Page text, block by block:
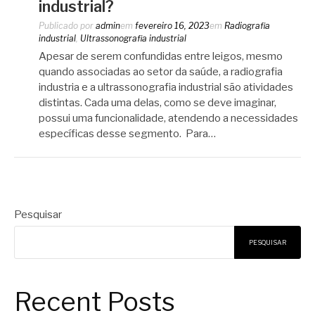
industrial?
Publicado por adminem fevereiro 16, 2023em Radiografia
industrial Ultrassonografia industrial
Apesar de serem confundidas entre leigos, mesmo
quando associadas ao setor da saúde, a radiografia
industria e a ultrassonografia industrial são atividades
distintas. Cada uma delas, como se deve imaginar,
possui uma funcionalidade, atendendo a necessidades
específicas desse segmento. Para…
Pesquisar
PESQUISAR
Recent Posts